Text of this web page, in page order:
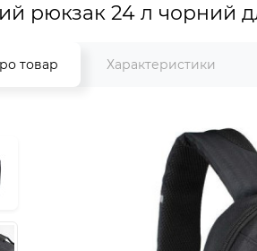
рюкзак 24 л чорний
товар Характеристики